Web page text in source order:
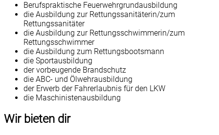
Berufspraktische Feuerwehrgrundausbildung
die Ausbildung zur Rettungssanitäterin/zum
Rettungssanitäter
die Ausbildung zur Rettungsschwimmerin/zum
Rettungsschwimmer
die Ausbildung zum Rettungsbootsmann
die Sportausbildung
der vorbeugende Brandschutz
die ABC- und Ölwehrausbildung
der Erwerb der Fahrerlaubnis für den LKW
die Maschinistenausbildung
Wir bieten dir